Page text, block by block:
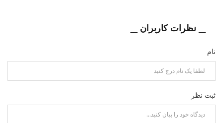
__ نظرات کاربران __
نام
ثبت نظر